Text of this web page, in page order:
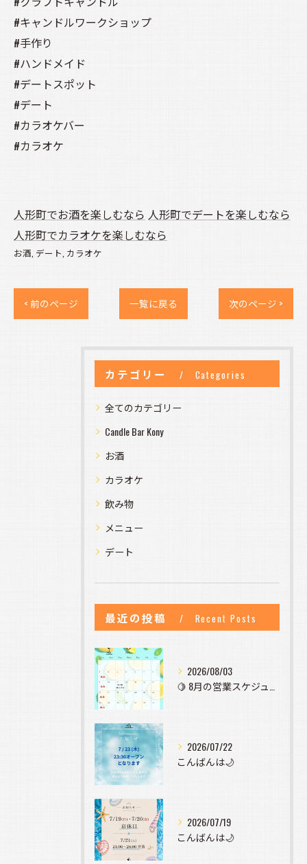
#キャンドルワークショップ
#手作り
#ハンドメイド
#デートスポット
#デート
#カラオケバー
#カラオケ
人形町でお酒を楽しむなら 人形町でデートを楽しむなら
人形町でカラオケを楽しむなら
お酒 デート カラオケ
< 前のページ 一覧に戻る 次のページ >
カテゴリー Categories
全てのカテゴリー
Candle Bar Kony
お酒
カラオケ
飲み物
メニュー
デート
最近の投稿 Recent Posts
2026/08/03
2026/07/22
こんばんは🌙
2026/07/19
こんばんは🌙